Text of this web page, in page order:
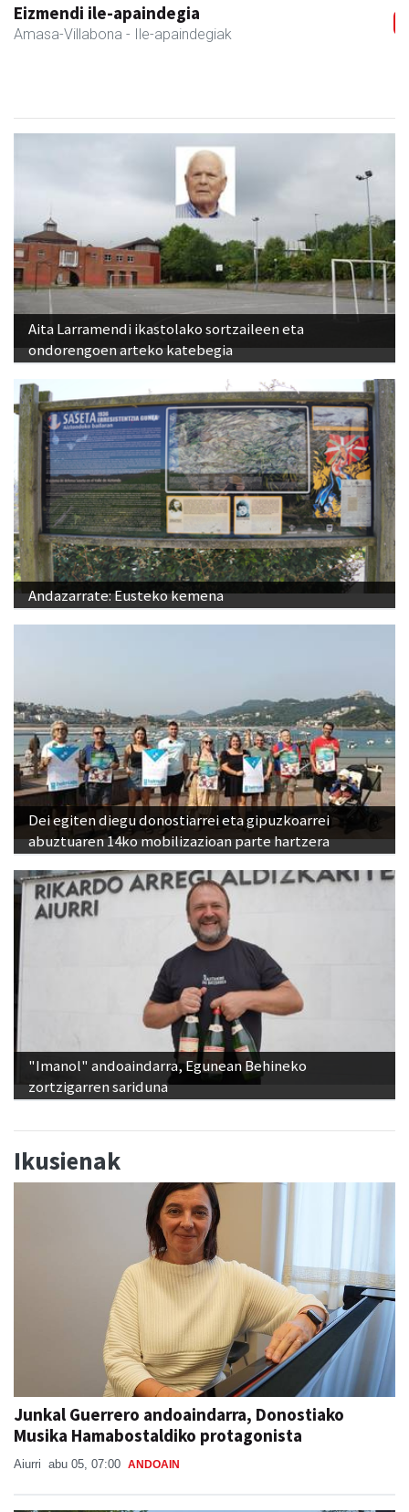
Iturri-Ondo jatetxea
Asteasu - Jatetxeak
Aita Larramendi ikastolako sortzaileen eta
ondorengoen arteko katebegia
Andazarrate: Eusteko kemena
Dei egiten diegu donostiarrei eta gipuzkoarrei
abuztuaren 14ko mobilizazioan parte hartzera
"Imanol" andoaindarra, Egunean Behineko
zortzigarren sariduna
Ikusienak
Junkal Guerrero andoaindarra, Donostiako
Musika Hamabostaldiko protagonista
Aiurri abu 05, 07:00 ANDOAIN